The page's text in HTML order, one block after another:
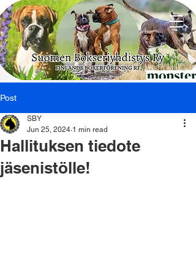
Post
Hallituksen tiedote
jäsenistölle!
SBY
Jun 25, 2024 1 min read